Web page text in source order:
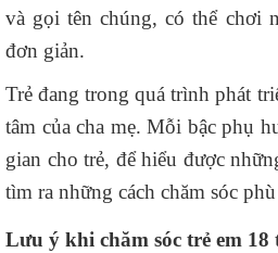
và gọi tên chúng, có thể chơi
đơn giản.
Trẻ đang trong quá trình phát
tâm của cha mẹ. Mỗi bậc phụ
gian cho trẻ, để hiểu được
tìm ra những cách chăm sóc
Lưu ý khi chăm sóc trẻ em 18